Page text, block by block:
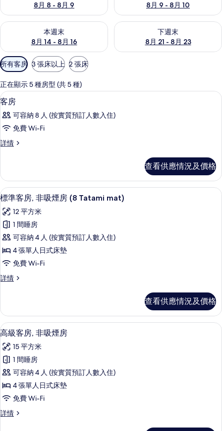
8月 8 - 8月 9
8月 9 - 8月 10
本週末
8月 14 - 8月 16
查看本週末 8月 14 - 8月 16的可訂空房
下週末
8月 21 - 8月 23
查看下週末 8月 21 - 8月 23的
可
用
嘅
客
房
篩
選
條
件
所有客房 3 張床以上 2 張床
正在顯示 5 種房型 (共 5 種)
載
入
所
客
的
相
片
1
客房
可容納 8 人 (按實質預訂人數入住)
免費 Wi-Fi
詳情
客
查看供應情況及價格
載
入
所
有
標
準
房,
吸
煙
房
(8
Tatami
mat)
的
相
片
標準客房, 非吸煙房 (8 Tatami mat) |
7
標準客房, 非吸煙房 (8 Tatami mat)
12 平方米
1 間睡房
可容納 4 人 (按實質預訂人數入住)
4 張單人日式床墊
免費 Wi-Fi
詳情
標
非
吸
煙
(8
Tatami
mat)
詳
情
查看供應情況及價格
載
入
所
有
高
級
房,
高級客房, 非吸煙房 | 房內夾萬、免費
7
高級客房, 非吸煙房
15 平方米
1 間睡房
可容納 4 人 (按實質預訂人數入住)
4 張單人日式床墊
免費 Wi-Fi
詳情
高